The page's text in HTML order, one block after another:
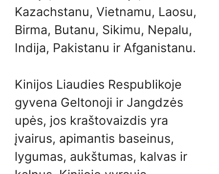
Kazachstanu, Vietnamu, Laosu,
Birma, Butanu, Sikimu, Nepalu,
Indija, Pakistanu ir Afganistanu.
Kinijos Liaudies Respublikoje
gyvena Geltonoji ir Jangdzės
upės, jos kraštovaizdis yra
įvairus, apimantis baseinus,
lygumas, aukštumas, kalvas ir